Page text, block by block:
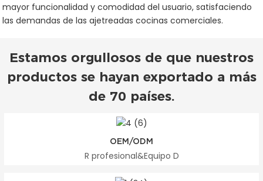
mayor funcionalidad y comodidad del usuario, satisfaciendo
las demandas de las ajetreadas cocinas comerciales.
Estamos orgullosos de que nuestros
productos se hayan exportado a más
de 70 países.
OEM/ODM
R profesional&Equipo D